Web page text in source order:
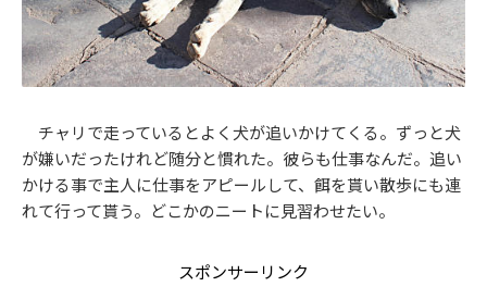
チャリで走っているとよく犬が追いかけてくる。ずっと犬
が嫌いだったけれど随分と慣れた。彼らも仕事なんだ。追い
かける事で主人に仕事をアピールして、餌を貰い散歩にも連
れて行って貰う。どこかのニートに見習わせたい。
スポンサーリンク